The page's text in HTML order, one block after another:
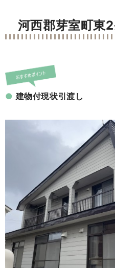
河西郡芽室町東
建物付現状引渡し